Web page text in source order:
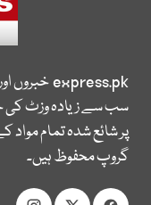
express.pkخبروں
سب سے زیادہ وزٹ کی
پر شائع شدہ تمام
گروپ محفوظ ہیں۔